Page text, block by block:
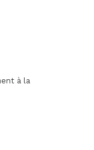
à la